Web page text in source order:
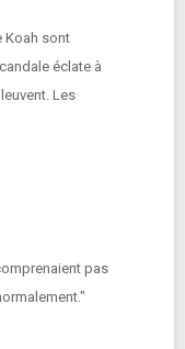
Koah sont
éclate à
Les
pas